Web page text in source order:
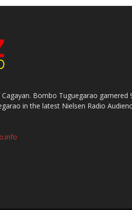
Bombo Tuguegarao garnered
in the latest Nielsen Radio